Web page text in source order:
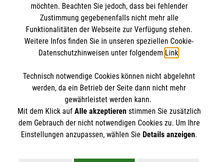
Kontakt
Malteser in Deutschland
Malteserorden
Sharepoint
Spendenkonto
Bank: Pax-Bank für Kirche und Caritas eG
IBAN: DE19 3706 0193 4003 8880 83
BIC: GENODED1PAX
Stichwort: Malteser RLP
So finden Sie uns
Malteser Landesgeschäftsstelle
Rheinland-Pfalz
Der Malteser Hilfsdienst e.V. ist als eingetragene
Gewerbesteuer befreit.
möchten. Beachten Sie jedoch, dass bei fehlender
Zustimmung gegebenenfalls nicht mehr alle
Funktionalitäten der Webseite zur Verfügung stehen.
Weitere Infos finden Sie in unseren speziellen Cookie-
Datenschutzhinweisen unter folgendem Link.
Technisch notwendige Cookies können nicht abgelehnt
werden, da ein Betrieb der Seite dann nicht mehr
gewährleistet werden kann.
Mit dem Klick auf Alle akzeptierenstimmen Sie zusätzlich
dem Gebrauch der nicht notwendigen Cookies zu. Um Ihre
Einstellungen anzupassen, wählen Sie Details anzeigen.